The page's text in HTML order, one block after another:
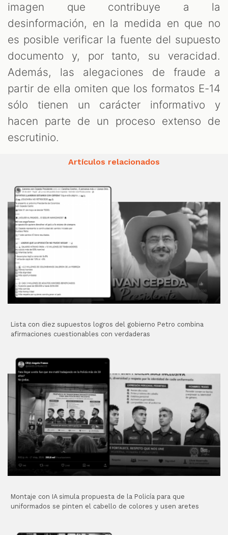
imagen que contribuye a la
desinformación, en la medida en que no
es posible verificar la fuente del supuesto
documento y, por tanto, su veracidad.
Además, las alegaciones de fraude a
partir de ella omiten que los formatos E-14
sólo tienen un carácter informativo y
hacen parte de un proceso extenso de
escrutinio.
Artículos relacionados
Lista con diez supuestos logros del gobierno Petro combina
afirmaciones cuestionables con verdaderas
Montaje con IA simula propuesta de la Policía para que
uniformados se pinten el cabello de colores y usen aretes